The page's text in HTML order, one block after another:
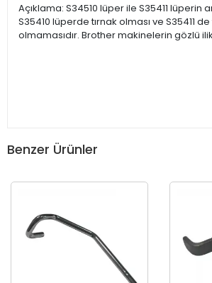
Açıklama: S34510 lüper ile S35411 lüperin
S35410 lüperde tırnak olması ve S35411 de
olmamasıdır. Brother makinelerin gözlü
Benzer Ürünler